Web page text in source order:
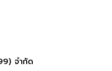
จำกัด